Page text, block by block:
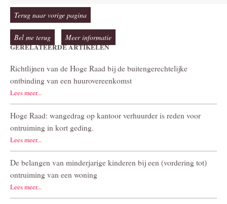
Terug naar vorige pagina
Bel me terug Meer informatie
GERELATEERDE ARTIKELEN
Richtlijnen van de Hoge Raad bij de buitengerechtelijke
ontbinding van een huurovereenkomst
Lees meer...
Hoge Raad: wangedrag op kantoor verhuurder is reden voor
ontruiming in kort geding.
Lees meer...
De belangen van minderjarige kinderen bij een (vordering tot)
ontruiming van een woning
Lees meer...